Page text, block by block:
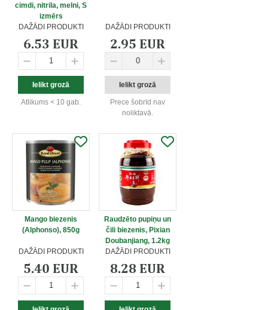
cimdi, nitrila, melni, S
izmērs
DAŽĀDI PRODUKTI
6.53 EUR
Atlikums < 10 gab.
DAŽĀDI PRODUKTI
2.95 EUR
Prece šobrīd nav
noliktavā.
Mango biezenis
(Alphonso), 850g
DAŽĀDI PRODUKTI
5.40 EUR
Raudzēto pupiņu un
čili biezenis, Pixian
Doubanjiang, 1.2kg
DAŽĀDI PRODUKTI
8.28 EUR